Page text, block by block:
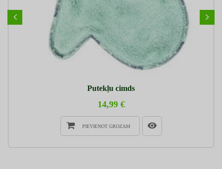
Putekļu cimds
14,99 €
PIEVIENOT GROZAM